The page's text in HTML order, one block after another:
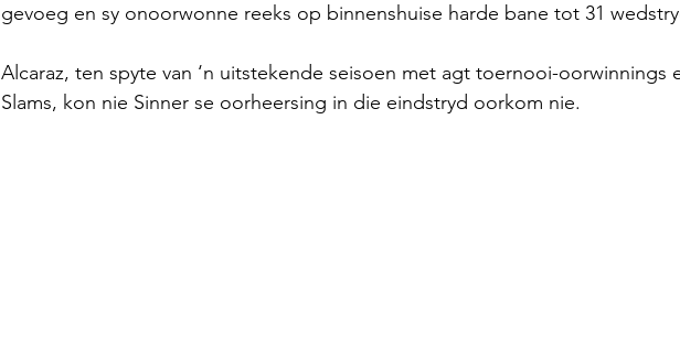
gevoeg en sy onoorwonne reeks op binnenshuise harde bane tot 31
Alcaraz, ten spyte van ‘n uitstekende seisoen met agt toernooi-oorwinnings
Slams, kon nie Sinner se oorheersing in die eindstryd oorkom nie.